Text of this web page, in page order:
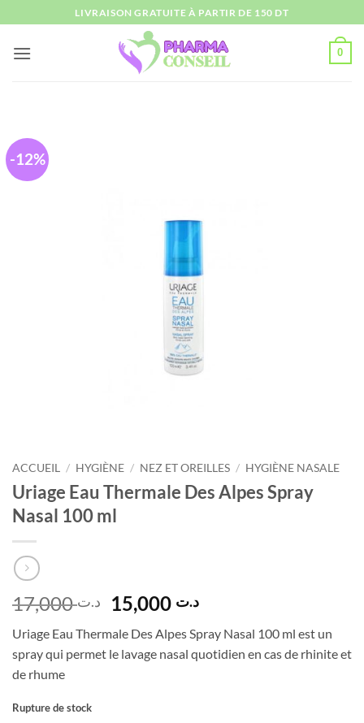
au
contenu
LIVRAISON GRATUITE À PARTIR DE 150 DT
0
-12%
ACCUEIL / HYGIÈNE / NEZ ET OREILLES / HYGIÈNE NASALE
Uriage Eau Thermale Des Alpes Spray
Nasal 100 ml
د.ت17,000
Le
prix
initial
était :
د.تLe
actuel
est :
Uriage Eau Thermale Des Alpes Spray Nasal 100 ml est un
spray qui permet le lavage nasal quotidien en cas de rhinite et
de rhume
Rupture de stock